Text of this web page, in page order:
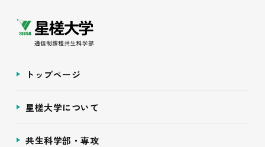
トップページ
星槎大学について
共生科学部・専攻